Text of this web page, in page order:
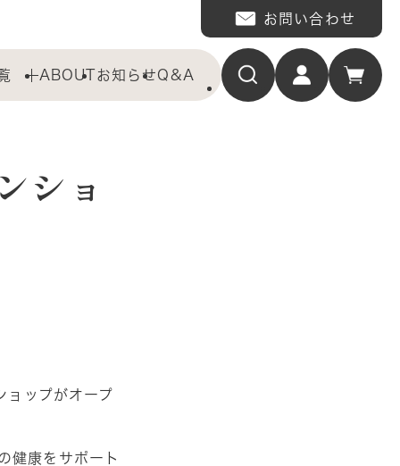
お問い合わせ
ABOUTお知らせQ&A
ショ
ップがオープ
健康をサポート